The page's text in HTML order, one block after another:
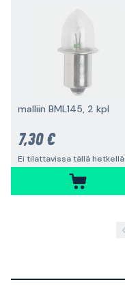
malliin BML145, 2 kpl
7,30 €
Ei tilattavissa tällä hetkellä